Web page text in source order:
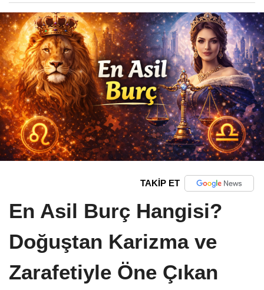
TAKİP ET
En Asil Burç Hangisi?
Doğuştan Karizma ve
Zarafetiyle Öne Çıkan